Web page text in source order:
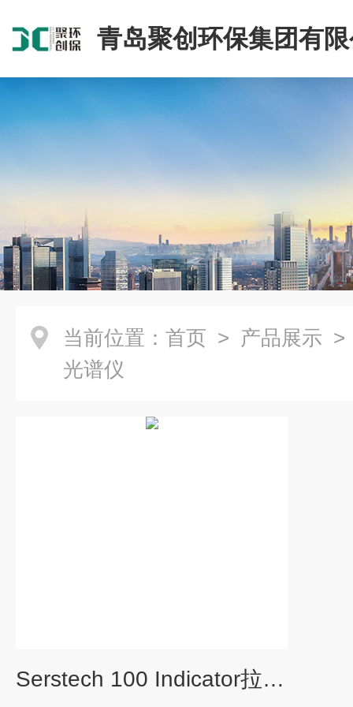
青岛聚创环保集团有
当前位置： 首页 > 产品展示
光谱仪
Serstech 100 Indicator拉曼光谱仪